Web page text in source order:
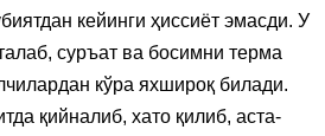
кейинги ҳиссиёт эмасди. У
суръат ва босимни терма
кўра яхшироқ билади.
қийналиб, хато қилиб, аста-